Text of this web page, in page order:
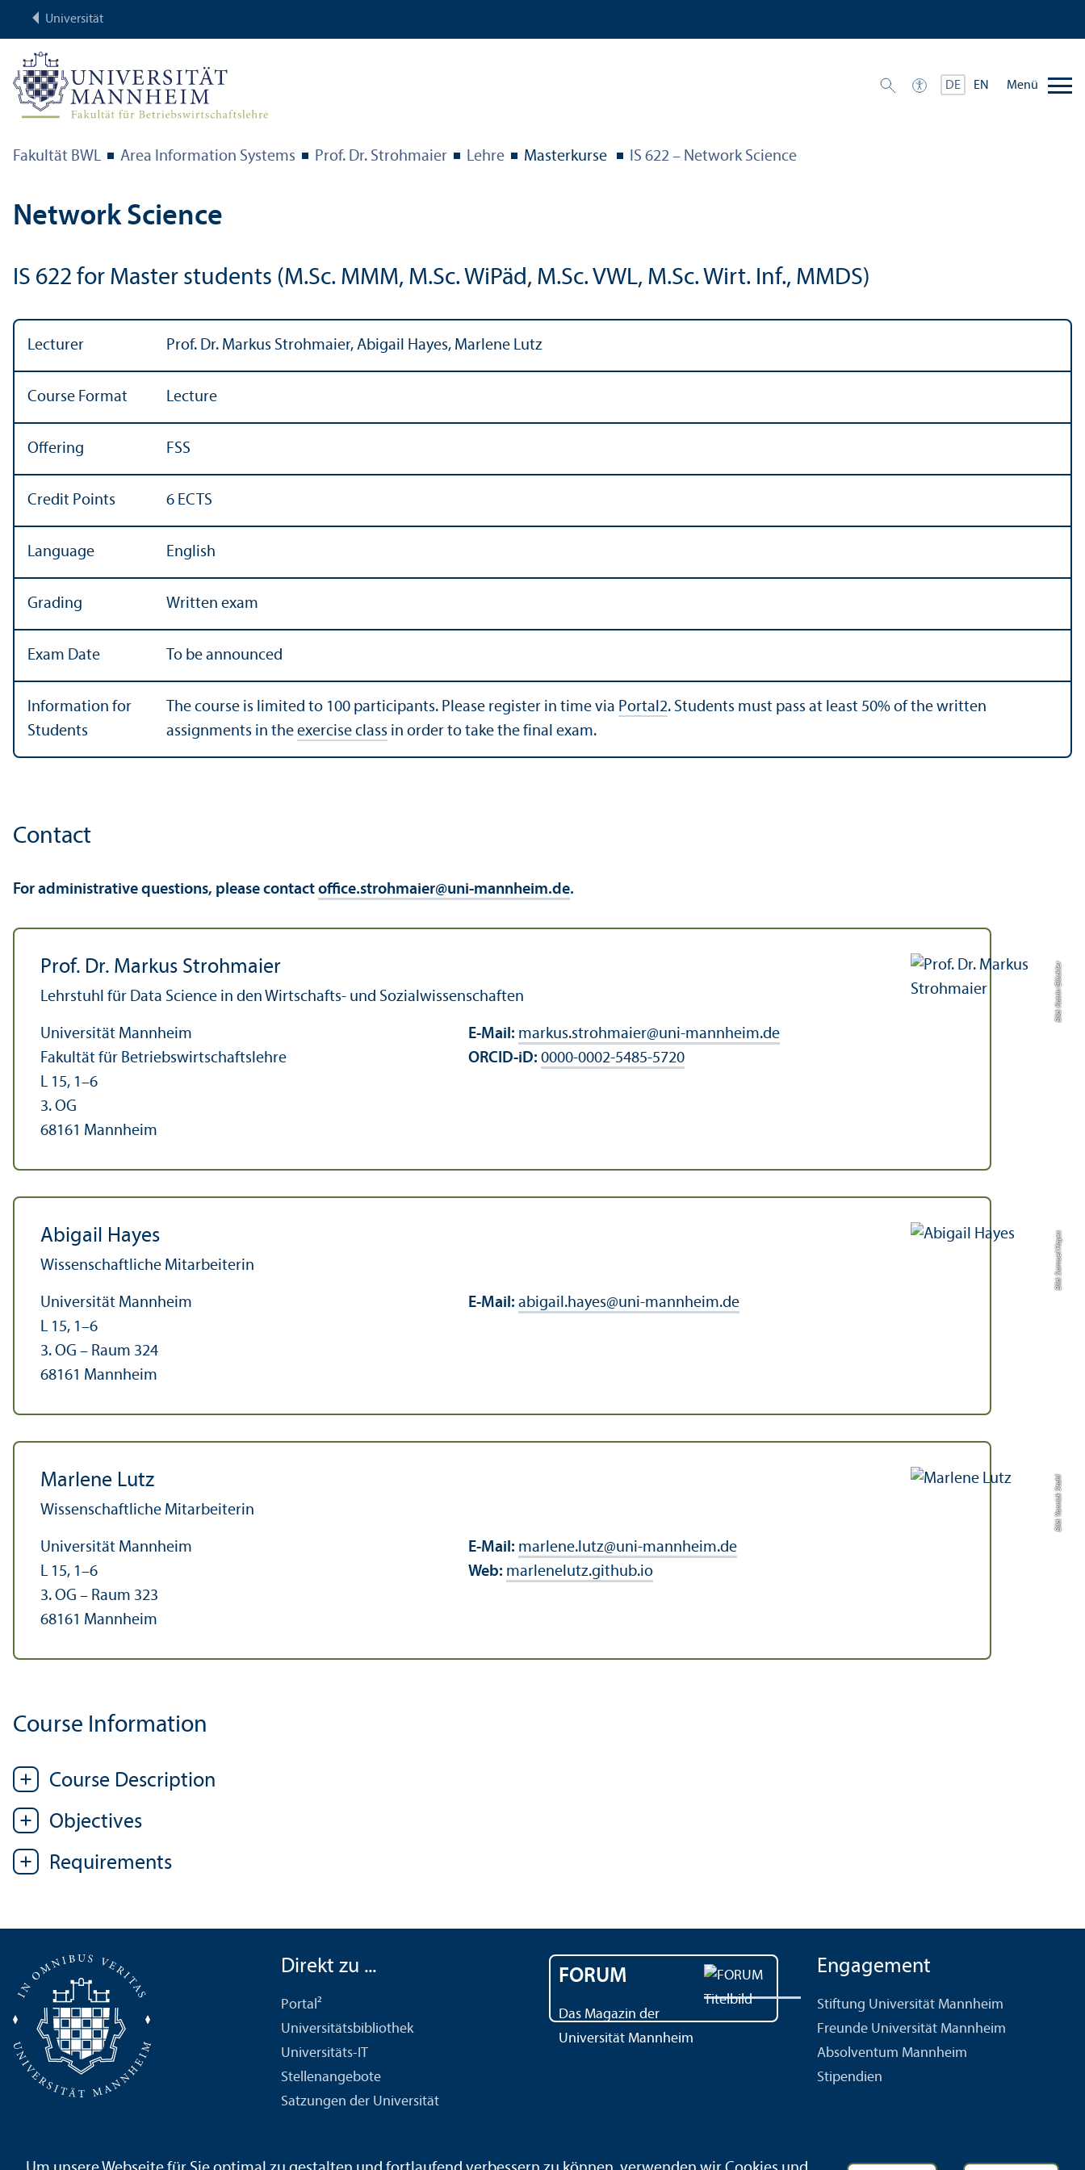
Universität
DE EN Menü
Fakultät BWL Area Information Systems Prof. Dr. Strohmaier Lehre Master­kurse IS 622 – Network Science
Network Science
IS 622 for Master students (M.Sc. MMM, M.Sc. WiPäd, M.Sc. VWL, M.Sc. Wirt. Inf., MMDS)
Lecturer Prof. Dr. Markus Strohmaier, Abigail Hayes, Marlene Lutz
Course Format Lecture
Offering FSS
Credit Points 6 ECTS
Language English
Grading Written exam
Exam Date To be announced
Information for
Students
The course is limited to 100 participants. Please register in time via Portal2. Students must pass at least 50% of the written
assignments in the exercise class in order to take the final exam.
Contact
For administrative questions, please contact office.strohmaier@uni-mannheim.de.
Bild: Katrin Glückler
Prof. Dr. Markus Strohmaier
Lehr­stuhl für Data Science in den Wirtschafts- und Sozial­wissenschaften
Universität Mannheim
Fakultät für Betriebs­wirtschafts­lehre
L 15, 1–6
3. OG
68161 Mannheim
E-Mail: markus.strohmaier@uni-mannheim.de
ORCID-iD: 0000-0002-5485-5720
Bild: Samuel Hayes
Abigail Hayes
Wissenschaft­liche Mitarbeiterin
Universität Mannheim
L 15, 1–6
3. OG – Raum 324
68161 Mannheim
E-Mail: abigail.hayes@uni-mannheim.de
Bild: Yannick Stahl
Marlene Lutz
Wissenschaft­liche Mitarbeiterin
Universität Mannheim
L 15, 1–6
3. OG – Raum 323
68161 Mannheim
E-Mail: marlene.lutz@uni-mannheim.de
Web: marlenelutz.github.io
Course Information
Course Description
Objectives
Requirements
Direkt zu ...
Portal²
Universitäts­bibliothek
Universitäts-IT
Stellenangebote
Satzungen der Universität
FORUM
Das Magazin der
Universität Mannheim
Engagement
Stiftung Universität Mannheim
Freunde Universität Mannheim
Absolventum Mannheim
Stipendien